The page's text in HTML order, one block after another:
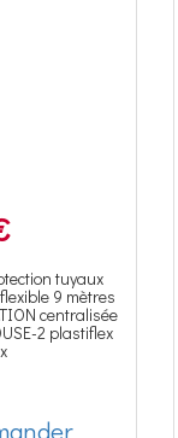
tuyaux
9 mètres
centralisée
2 plastiflex